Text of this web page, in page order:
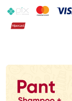
PIX MasterCard
VISA
Hipercard
Promoção